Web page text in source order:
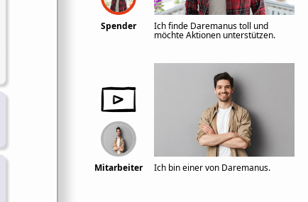
Spender Ich finde Daremanus toll und
möchte Aktionen unterstützen.
Mitarbeiter Ich bin einer von Daremanus.